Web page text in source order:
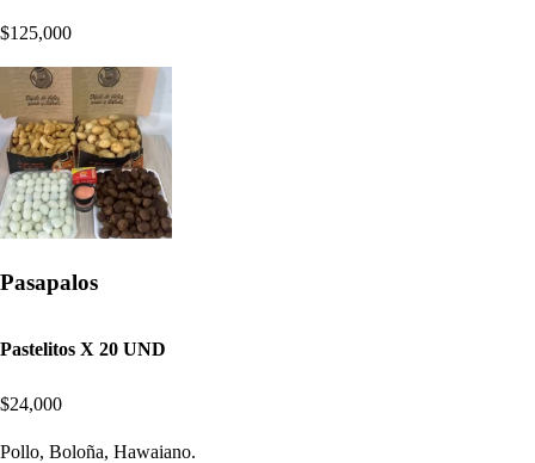
$125,000
Pasapalos
Pastelitos X 20 UND
$24,000
Pollo, Boloña, Hawaiano.